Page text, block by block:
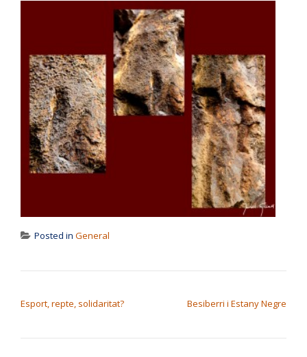
Posted in General
Esport, repte, solidaritat? Besiberri i Estany Negre